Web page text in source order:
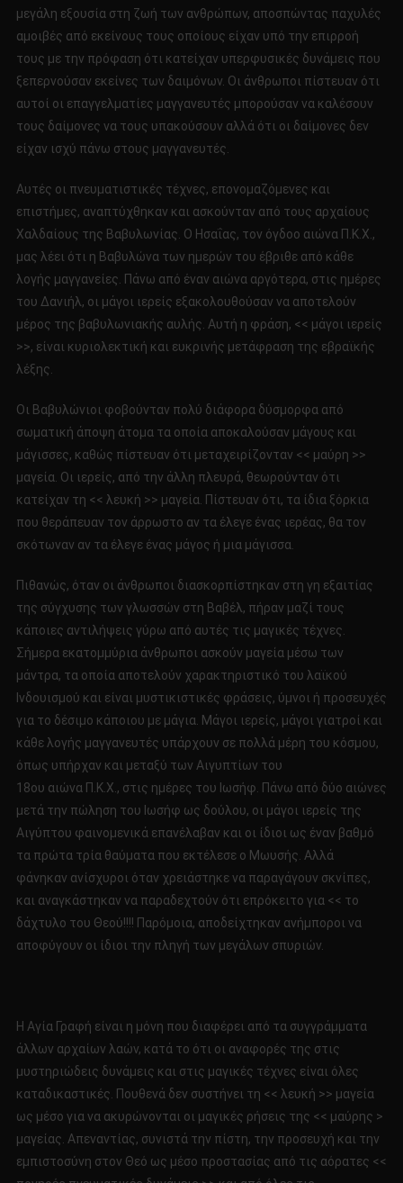
μεγάλη εξουσία στη ζωή των ανθρώπων, αποσπώντας παχυλές
αμοιβές από εκείνους τους οποίους είχαν υπό την επιρροή
τους με την πρόφαση ότι κατείχαν υπερφυσικές δυνάμεις που
ξεπερνούσαν εκείνες των δαιμόνων. Οι άνθρωποι πίστευαν ότι
αυτοί οι επαγγελματίες μαγγανευτές μπορούσαν να καλέσουν
τους δαίμονες να τους υπακούσουν αλλά ότι οι δαίμονες δεν
είχαν ισχύ πάνω στους μαγγανευτές.
Αυτές οι πνευματιστικές τέχνες, επονομαζόμενες και
επιστήμες, αναπτύχθηκαν και ασκούνταν από τους αρχαίους
Χαλδαίους της Βαβυλωνίας. Ο Ησαΐας, τον όγδοο αιώνα Π.Κ.Χ.,
μας λέει ότι η Βαβυλώνα των ημερών του έβριθε από κάθε
λογής μαγγανείες. Πάνω από έναν αιώνα αργότερα, στις ημέρες
του Δανιήλ, οι μάγοι ιερείς εξακολουθούσαν να αποτελούν
μέρος της βαβυλωνιακής αυλής. Αυτή η φράση, << μάγοι ιερείς
>>, είναι κυριολεκτική και ευκρινής μετάφραση της εβραϊκής
λέξης.
Οι Βαβυλώνιοι φοβούνταν πολύ διάφορα δύσμορφα από
σωματική άποψη άτομα τα οποία αποκαλούσαν μάγους και
μάγισσες, καθώς πίστευαν ότι μεταχειρίζονταν << μαύρη >>
μαγεία. Οι ιερείς, από την άλλη πλευρά, θεωρούνταν ότι
κατείχαν τη << λευκή >> μαγεία. Πίστευαν ότι, τα ίδια ξόρκια
που θεράπευαν τον άρρωστο αν τα έλεγε ένας ιερέας, θα τον
σκότωναν αν τα έλεγε ένας μάγος ή μια μάγισσα.
Πιθανώς, όταν οι άνθρωποι διασκορπίστηκαν στη γη εξαιτίας
της σύγχυσης των γλωσσών στη Βαβέλ, πήραν μαζί τους
κάποιες αντιλήψεις γύρω από αυτές τις μαγικές τέχνες.
Σήμερα εκατομμύρια άνθρωποι ασκούν μαγεία μέσω των
μάντρα, τα οποία αποτελούν χαρακτηριστικό του λαϊκού
Ινδουισμού και είναι μυστικιστικές φράσεις, ύμνοι ή προσευχές
για το δέσιμο κάποιου με μάγια. Μάγοι ιερείς, μάγοι γιατροί και
κάθε λογής μαγγανευτές υπάρχουν σε πολλά μέρη του κόσμου,
όπως υπήρχαν και μεταξύ των Αιγυπτίων του
18ου αιώνα Π.Κ.Χ., στις ημέρες του Ιωσήφ. Πάνω από δύο αιώνες
μετά την πώληση του Ιωσήφ ως δούλου, οι μάγοι ιερείς της
Αιγύπτου φαινομενικά επανέλαβαν και οι ίδιοι ως έναν βαθμό
τα πρώτα τρία θαύματα που εκτέλεσε ο Μωυσής. Αλλά
φάνηκαν ανίσχυροι όταν χρειάστηκε να παραγάγουν σκνίπες,
και αναγκάστηκαν να παραδεχτούν ότι επρόκειτο για << το
δάχτυλο του Θεού!!!! Παρόμοια, αποδείχτηκαν ανήμποροι να
αποφύγουν οι ίδιοι την πληγή των μεγάλων σπυριών.
Η Αγία Γραφή είναι η μόνη που διαφέρει από τα συγγράμματα
άλλων αρχαίων λαών, κατά το ότι οι αναφορές της στις
μυστηριώδεις δυνάμεις και στις μαγικές τέχνες είναι όλες
καταδικαστικές. Πουθενά δεν συστήνει τη << λευκή >> μαγεία
ως μέσο για να ακυρώνονται οι μαγικές ρήσεις της << μαύρης >
μαγείας. Απεναντίας, συνιστά την πίστη, την προσευχή και την
εμπιστοσύνη στον Θεό ως μέσο προστασίας από τις αόρατες <<